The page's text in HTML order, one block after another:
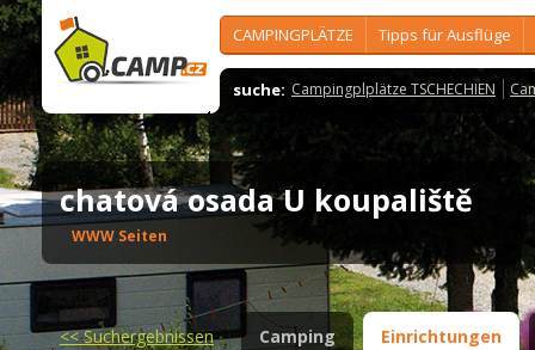
CAMPINGPLÄTZE Tipps für Ausflüge
suche: Campingplplätze TSCHECHIEN
chatová osada U koupaliště
WWW Seiten
<<Suchergebnissen Camping Einrichtungen